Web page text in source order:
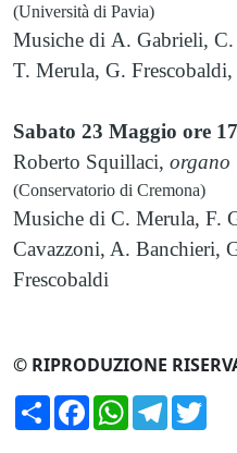
(Università di Pavia)
Musiche di A. Gabrieli,
T. Merula, G.
Sabato 23 Maggio ore
Roberto Squillaci, organo
(Conservatorio di Cremona)
Musiche di C. Merula, F.
Cavazzoni, A. Banchieri,
Frescobaldi
© RIPRODUZIONE
CondividiFacebookWhatsApp
Telegram